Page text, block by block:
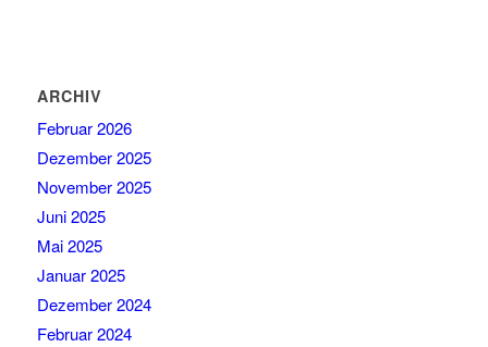
ARCHIV
Februar 2026
Dezember 2025
November 2025
Juni 2025
Mai 2025
Januar 2025
Dezember 2024
Februar 2024